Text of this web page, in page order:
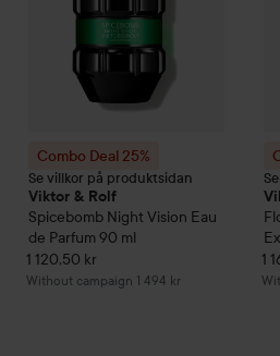
Combo Deal 25%
Se villkor på produktsidan
Viktor & Rolf
Spicebomb Night Vision Eau
de Parfum90 ml
1 120,50 kr
Without campaign 1 494 kr
ml
1